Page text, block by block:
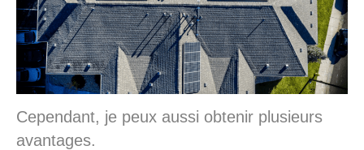
Cependant, je peux aussi obtenir plusieurs
avantages.